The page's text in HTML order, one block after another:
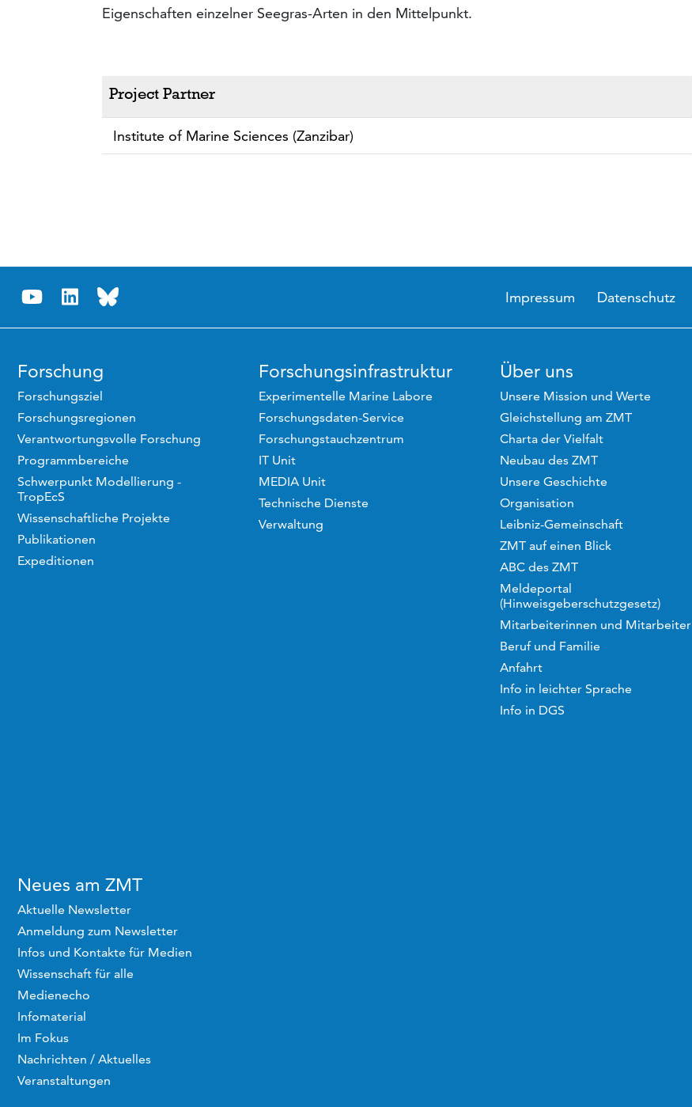
Eigenschaften einzelner Seegras-Arten in den Mittelpunkt.
Project Partner
Institute of Marine Sciences (Zanzibar)
Impressum Datenschutz
Forschung
Forschungsziel
Forschungsregionen
Verantwortungsvolle Forschung
Programmbereiche
Schwerpunkt Modellierung -
TropEcS
Wissenschaftliche Projekte
Publikationen
Expeditionen
Forschungsinfrastruktur
Experimentelle Marine Labore
Forschungsdaten-Service
Forschungstauchzentrum
IT Unit
MEDIA Unit
Technische Dienste
Verwaltung
Über uns
Unsere Mission und Werte
Gleichstellung am ZMT
Charta der Vielfalt
Neubau des ZMT
Unsere Geschichte
Organisation
Leibniz-Gemeinschaft
ZMT auf einen Blick
ABC des ZMT
Meldeportal
(Hinweisgeberschutzgesetz)
Mitarbeiterinnen und Mitarbeiter
Beruf und Familie
Anfahrt
Info in leichter Sprache
Info in DGS
Neues am ZMT
Aktuelle Newsletter
Anmeldung zum Newsletter
Infos und Kontakte für Medien
Wissenschaft für alle
Medienecho
Infomaterial
Im Fokus
Nachrichten / Aktuelles
Veranstaltungen